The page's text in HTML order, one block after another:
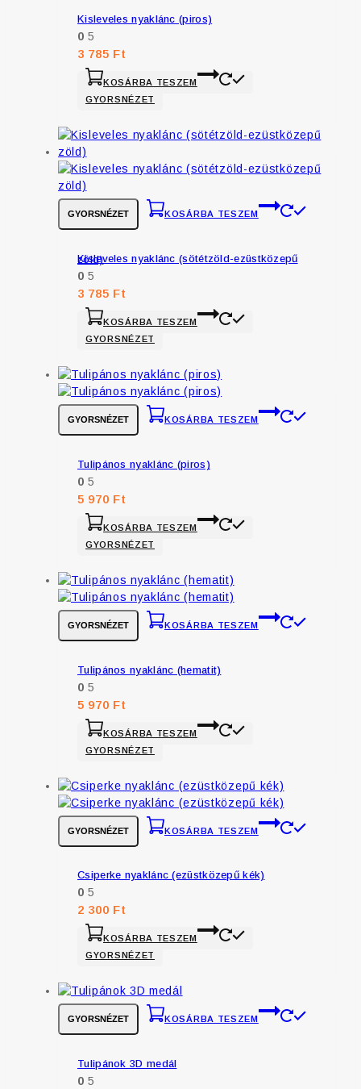
Kisleveles nyaklánc (piros)
0 5
3 785 Ft
KOSÁRBA TESZEM
GYORSNÉZET
GYORSNÉZET KOSÁRBA TESZEM
Kisleveles nyaklánc (sötétzöld-ezüstközepű zöld)
0 5
3 785 Ft
KOSÁRBA TESZEM
GYORSNÉZET
GYORSNÉZET KOSÁRBA TESZEM
Tulipános nyaklánc (piros)
0 5
5 970 Ft
KOSÁRBA TESZEM
GYORSNÉZET
GYORSNÉZET KOSÁRBA TESZEM
Tulipános nyaklánc (hematit)
0 5
5 970 Ft
KOSÁRBA TESZEM
GYORSNÉZET
GYORSNÉZET KOSÁRBA TESZEM
Csiperke nyaklánc (ezüstközepű kék)
0 5
2 300 Ft
KOSÁRBA TESZEM
GYORSNÉZET
GYORSNÉZET KOSÁRBA TESZEM
Tulipánok 3D medál
0 5